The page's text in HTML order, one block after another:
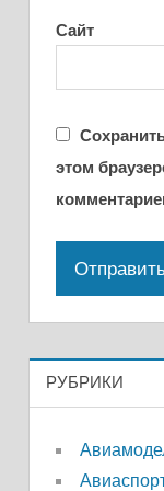
Сайт
этом
РУБРИКИ